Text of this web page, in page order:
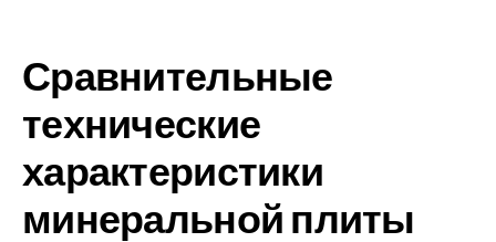
Сравнительные
технические
характеристики
минеральной плиты